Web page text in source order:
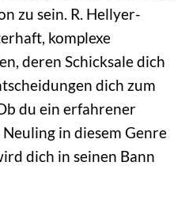
zu sein. R. Hellyer-
komplexe
deren Schicksale dich
dich zum
du ein erfahrener
in diesem Genre
dich in seinen Bann